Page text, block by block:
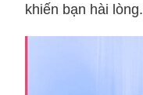
khiến bạn hài lòng.